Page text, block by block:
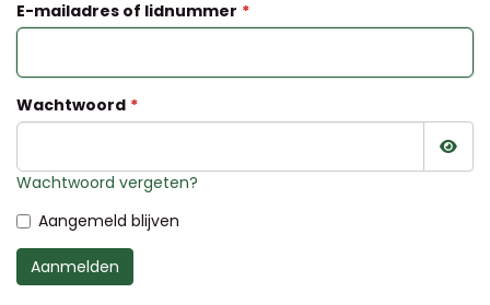
E-mailadres of lidnummer
Wachtwoord
Wachtwoord vergeten?
Aangemeld blijven
Aanmelden